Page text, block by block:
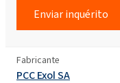
Enviar inquérito
Fabricante
PCC Exol SA